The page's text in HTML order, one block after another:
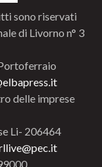
sono riservati
di Livorno n° 3
delle imprese
Li- 206464